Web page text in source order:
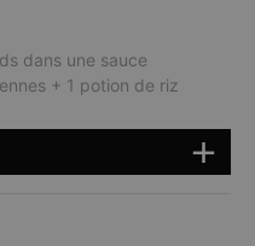
dans une sauce
+ 1 potion de riz